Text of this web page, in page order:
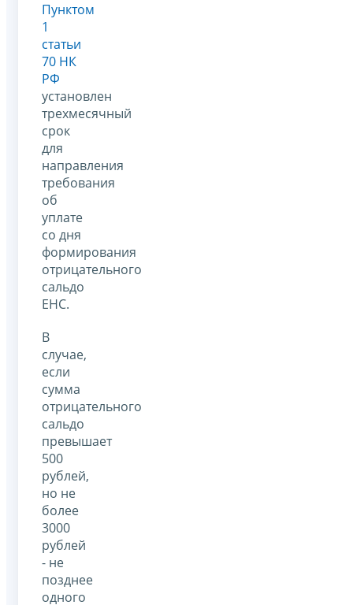
Пунктом
1
статьи
70 НК
РФ
установлен
трехмесячный
срок
для
направления
требования
об
уплате
со дня
формирования
отрицательного
сальдо
ЕНС.
В
случае,
если
сумма
отрицательного
сальдо
превышает
500
рублей,
но не
более
3000
рублей
- не
позднее
одного